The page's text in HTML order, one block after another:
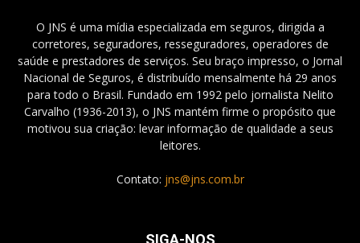
O JNS é uma mídia especializada em seguros, dirigida a
corretores, seguradores, resseguradores, operadores de
saúde e prestadores de serviços. Seu braço impresso, o Jornal
Nacional de Seguros, é distribuído mensalmente há 29 anos
para todo o Brasil. Fundado em 1992 pelo jornalista Nelito
Carvalho (1936-2013), o JNS mantém firme o propósito que
motivou sua criação: levar informação de qualidade a seus
leitores.
Contato: jns@jns.com.br
SIGA-NOS